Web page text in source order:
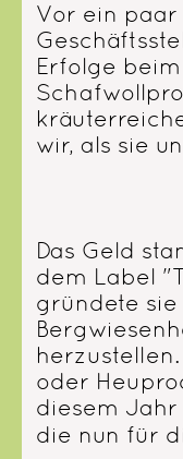
Vor ein paar
Erfolge
wir, als sie
Das Geld
dem Label
gründete
oder
diesem Jahr
die nun für